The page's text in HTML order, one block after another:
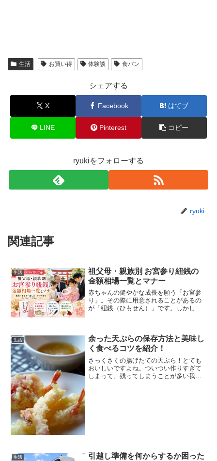
生活 お買い得 体験談 食パン
シェアする
X Facebook はてブ
LINE Pinterest コピー
ryukiをフォローする
ryuki
関連記事
生活
祖父母・親族別 お宮参り紐銭の
金額相場一覧とマナー
赤ちゃんの健やかな成長を願う「お宮参
り」。その際に用意されることがあるの
が「紐銭（ひもせん）」です。しかし、
も少なくありません。この記...
生活
余った天ぷらの保存方法と美味し
く食べるコツを紹介！
さっくさくの揚げたての天ぷら！とても
おいしいですよね。ついつい作りすぎて
しまって、残ってしまうことが多い我が
生活
引越し準備を何からするか困った